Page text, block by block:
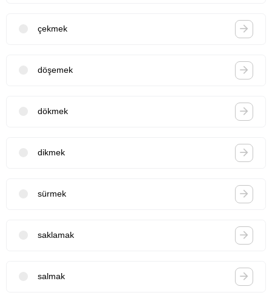
çekmek
döşemek
dökmek
dikmek
sürmek
saklamak
salmak